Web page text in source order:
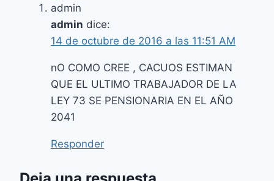
admin dice:
14 de octubre de 2016 a las 11:51 AM
nO COMO CREE , CACUOS ESTIMAN
QUE EL ULTIMO TRABAJADOR DE LA
LEY 73 SE PENSIONARIA EN EL AÑO
2041
Responder